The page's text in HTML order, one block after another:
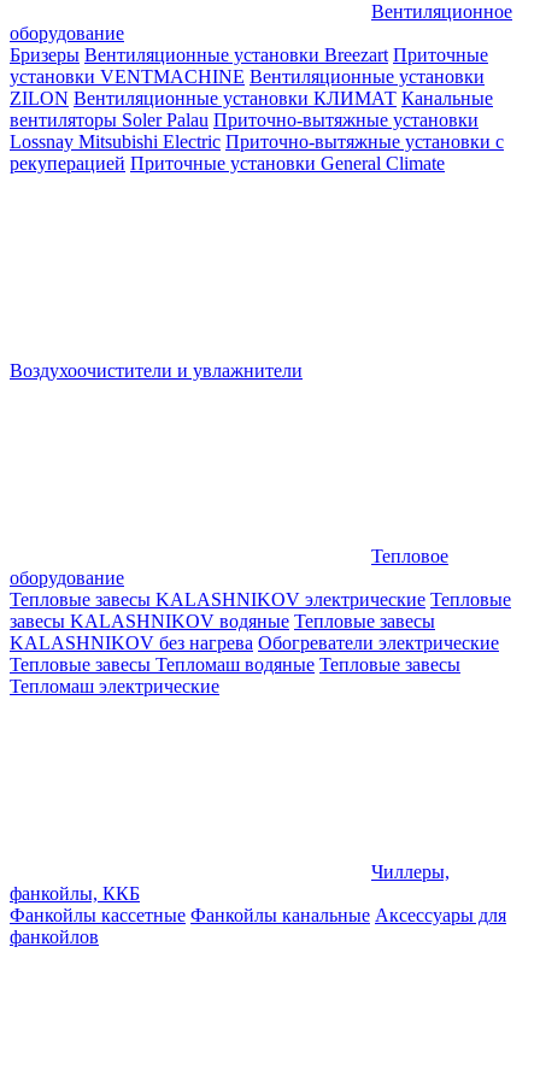
Вентиляционное
оборудование
Бризеры Вентиляционные установки Breezart Приточные
установки VENTMACHINE Вентиляционные установки
ZILON Вентиляционные установки КЛИМАТ Канальные
вентиляторы Soler Palau Приточно-вытяжные установки
Lossnay Mitsubishi Electric Приточно-вытяжные установки с
рекуперацией Приточные установки General Climate
Воздухоочистители и увлажнители
Тепловое
оборудование
Тепловые завесы KALASHNIKOV электрические Тепловые
завесы KALASHNIKOV водяные Тепловые завесы
KALASHNIKOV без нагрева Обогреватели электрические
Тепловые завесы Тепломаш водяные Тепловые завесы
Тепломаш электрические
Чиллеры,
фанкойлы, ККБ
Фанкойлы кассетные Фанкойлы канальные Аксессуары для
фанкойлов